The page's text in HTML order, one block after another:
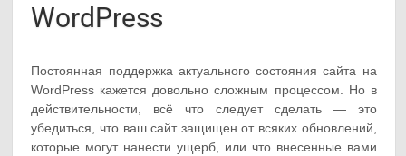
WordPress
Постоянная поддержка актуального состояния сайта на
WordPress кажется довольно сложным процессом. Но в
действительности, всё что следует сделать — это
убедиться, что ваш сайт защищен от всяких обновлений,
которые могут нанести ущерб, или что внесенные вами